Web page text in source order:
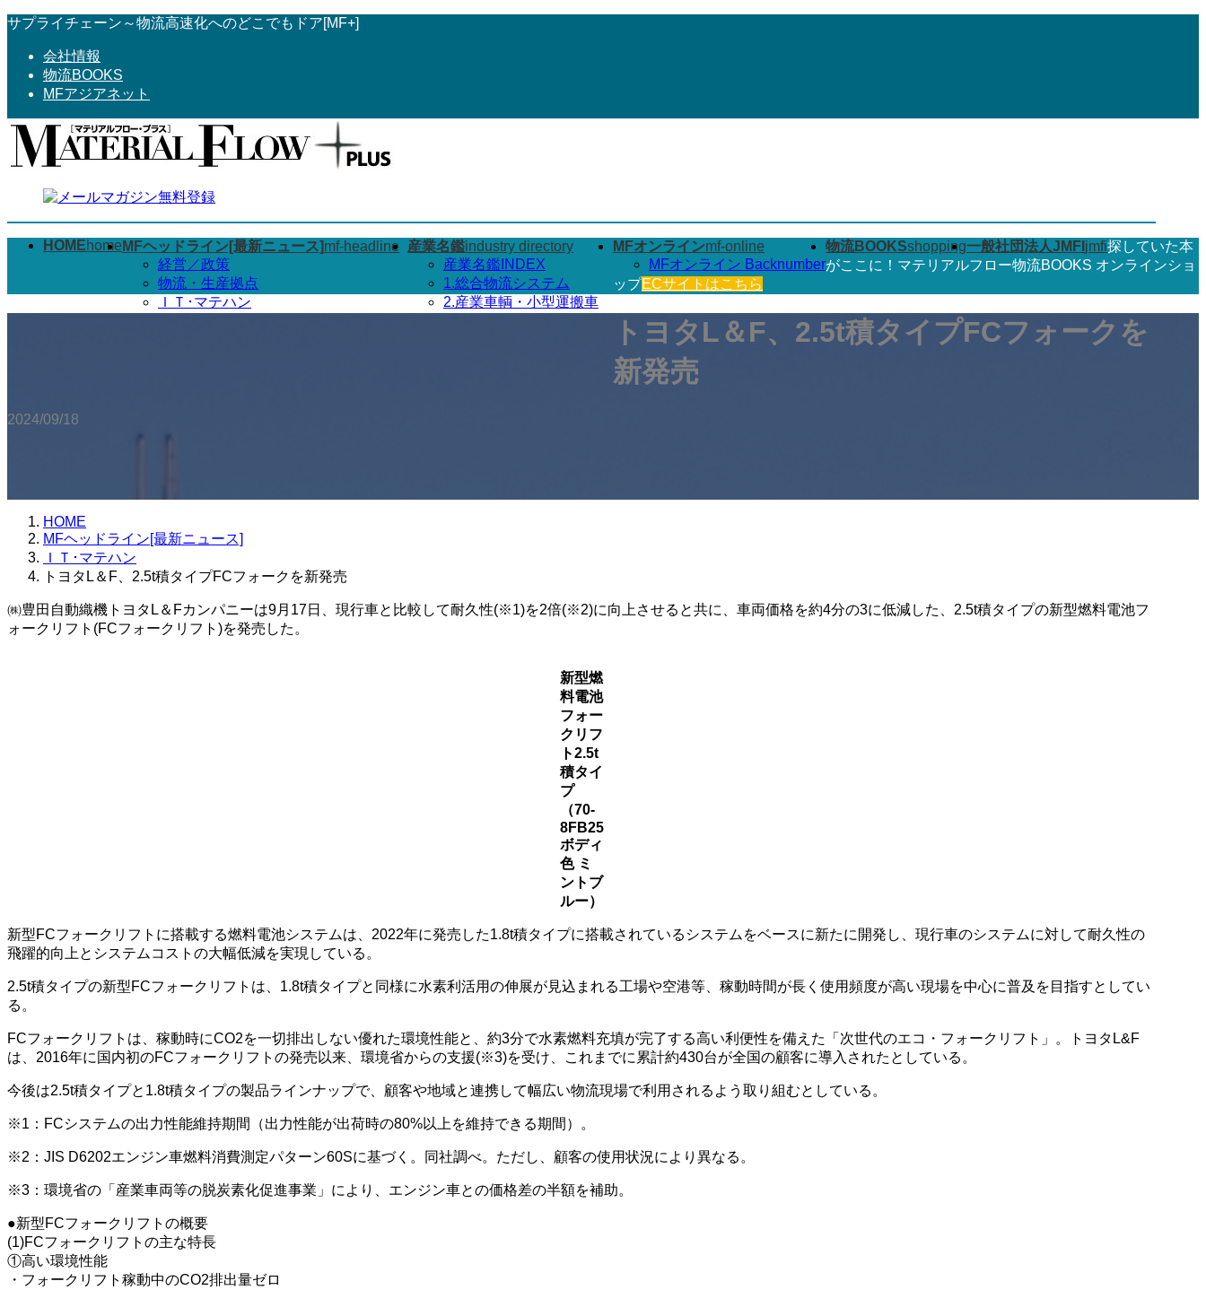
コ
へ
ス
ナ
ョ
ン
サプライチェーン～物流高速化へのどこでもドア[MF+]
会社情報
物流BOOKS
MFアジアネット
HOMEhome MFヘッドライン[最新ニュース]mf-headline
経営／政策
物流・生産拠点
ＩＴ･マテハン
産業名鑑industry directory
産業名鑑INDEX
1.総合物流システム
2.産業車輌・小型運搬車
MFオンラインmf-online
MFオンライン Backnumber
物流BOOKSshopping一般社団法人JMFI jmfi探していた本
がここに！マテリアルフロー物流BOOKS オンラインショ
ップECサイトはこちら
トヨタL＆F、2.5t積タイプFCフォークを
新発売
2024/09/18
HOME
MFヘッドライン[最新ニュース]
ＩＴ･マテハン
トヨタL＆F、2.5t積タイプFCフォークを新発売
㈱豊田自動織機トヨタL＆Fカンパニーは9月17日、現行車と比較して耐久性(※1)を2倍(※2)に向上させると共に、車両価格を約4分の3に低減した、2.5t積タイプの新型燃料電池フ
ォークリフト(FCフォークリフト)を発売した。
新型燃
料電池
フォー
クリフ
ト2.5t
積タイ
プ
（70-
8FB25
ボディ
色 ミ
ントブ
ルー）
新型FCフォークリフトに搭載する燃料電池システムは、2022年に発売した1.8t積タイプに搭載されているシステムをベースに新たに開発し、現行車のシステムに対して耐久性の
飛躍的向上とシステムコストの大幅低減を実現している。
2.5t積タイプの新型FCフォークリフトは、1.8t積タイプと同様に水素利活用の伸展が見込まれる工場や空港等、稼動時間が長く使用頻度が高い現場を中心に普及を目指すとしてい
る。
FCフォークリフトは、稼動時にCO2を一切排出しない優れた環境性能と、約3分で水素燃料充填が完了する高い利便性を備えた「次世代のエコ・フォークリフト」。トヨタL&F
は、2016年に国内初のFCフォークリフトの発売以来、環境省からの支援(※3)を受け、これまでに累計約430台が全国の顧客に導入されたとしている。
今後は2.5t積タイプと1.8t積タイプの製品ラインナップで、顧客や地域と連携して幅広い物流現場で利用されるよう取り組むとしている。
※1：FCシステムの出力性能維持期間（出力性能が出荷時の80%以上を維持できる期間）。
※2：JIS D6202エンジン車燃料消費測定パターン60Sに基づく。同社調べ。ただし、顧客の使用状況により異なる。
※3：環境省の「産業車両等の脱炭素化促進事業」により、エンジン車との価格差の半額を補助。
●新型FCフォークリフトの概要
(1)FCフォークリフトの主な特長
①高い環境性能
・フォークリフト稼動中のCO2排出量ゼロ